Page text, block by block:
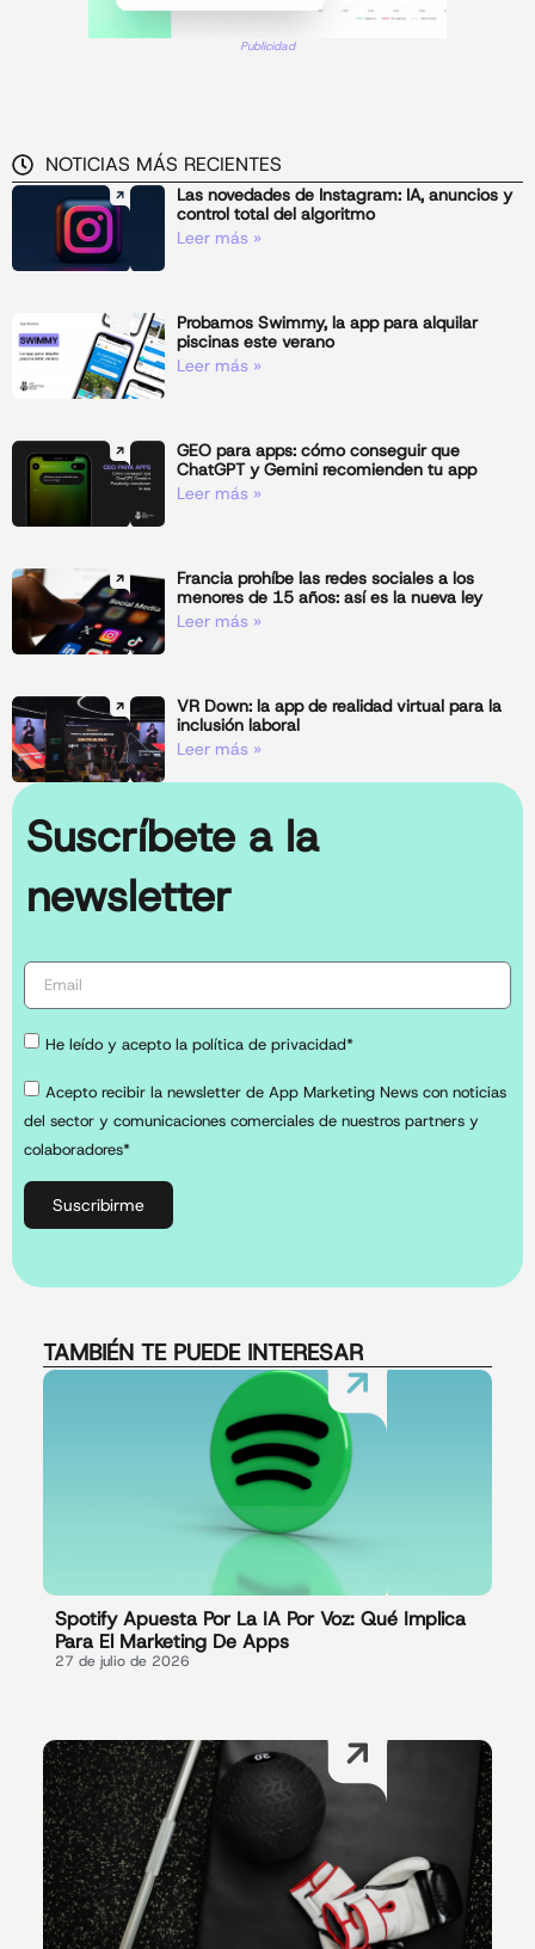
Publicidad
NOTICIAS MÁS RECIENTES
Las novedades de Instagram: IA, anuncios y
control total del algoritmo
Leer más »
Probamos Swimmy, la app para alquilar
piscinas este verano
Leer más »
GEO para apps: cómo conseguir que
ChatGPT y Gemini recomienden tu app
Leer más »
Francia prohíbe las redes sociales a los
menores de 15 años: así es la nueva ley
Leer más »
VR Down: la app de realidad virtual para la
inclusión laboral
Leer más »
Suscríbete a la
newsletter
He leído y acepto la política de privacidad*
Acepto recibir la newsletter de App Marketing News con noticias
del sector y comunicaciones comerciales de nuestros partners y
colaboradores*
Suscribirme
TAMBIÉN TE PUEDE INTERESAR
Spotify Apuesta Por La IA Por Voz: Qué Implica
Para El Marketing De Apps
27 de julio de 2026